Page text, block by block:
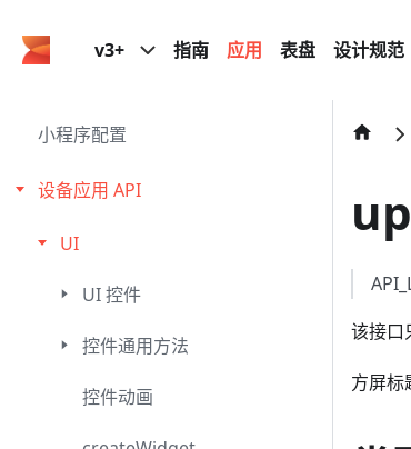
v3+ 指南 应用 表盘 设计规范
小程序配置
设备应用 API
UI
UI 控件
控件通用方法
控件动画
该接口
方屏标